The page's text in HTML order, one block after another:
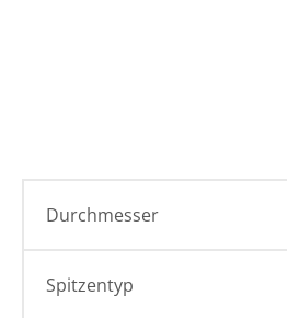
Durchmesser
Spitzentyp